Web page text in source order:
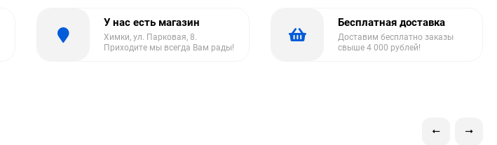
У нас есть магазин
Химки, ул. Парковая, 8.
Приходите мы всегда Вам рады!
Бесплатная доставка
Доставим бесплатно заказы
свыше 4 000 рублей!